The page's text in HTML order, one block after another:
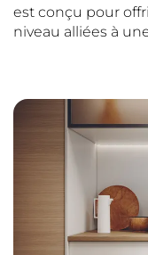
est conçu pour
niveau alliées à